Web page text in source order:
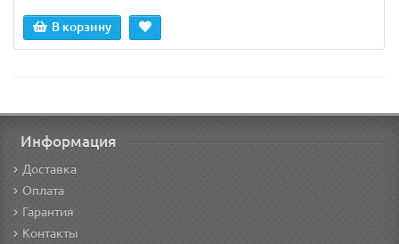
В корзину
Информация
Доставка
Оплата
Гарантия
Контакты